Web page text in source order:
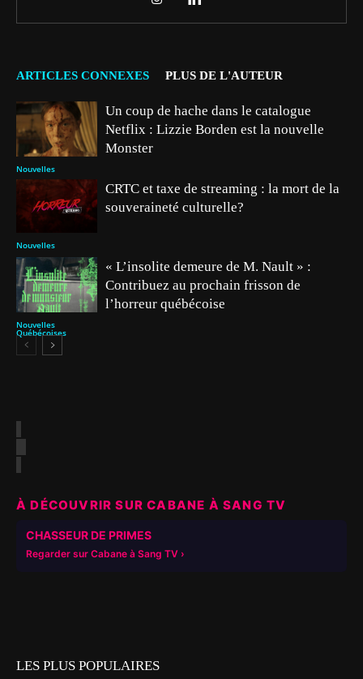
ARTICLES CONNEXES PLUS DE L'AUTEUR
Nouvelles
Un coup de hache dans le catalogue
Netflix : Lizzie Borden est la nouvelle
Monster
Nouvelles
CRTC et taxe de streaming : la mort de la
souveraineté culturelle?
Nouvelles
Québécoises
« L’insolite demeure de M. Nault » :
Contribuez au prochain frisson de
l’horreur québécoise
À DÉCOUVRIR SUR CABANE À SANG TV
CHASSEUR DE PRIMES
Regarder sur Cabane à Sang TV
LES PLUS POPULAIRES